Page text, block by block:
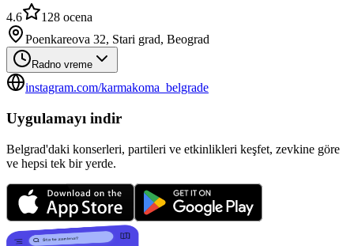
4.6 128 ocena
Poenkareova 32, Stari grad, Beograd
Radno vreme
instagram.com/karmakoma_belgrade
Uygulamayı indir
Belgrad'daki konserleri, partileri ve etkinlikleri keşfet, zevkine göre
ve hepsi tek bir yerde.